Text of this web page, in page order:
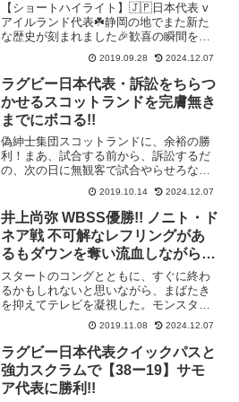
【ショートハイライト】🇯🇵日本代表 v
アイルランド代表☘️静岡の地でまた新た
な歴史が刻まれました🎉歓喜の瞬間をも
う一度...#RWC2019 #JPNvIRE #RWC静
岡 pic.twitter.com/EwfLkDFDPQ— ラグビ
ー...
2019.09.28 2024.12.07
ラグビー日本代表・訴訟をちらつ
かせるスコットランドを完膚無き
までにボコる!!
偽紳士集団スコットランドに、余裕の勝
利！まあ、試合する前から、訴訟するだ
の、次の日に無観客で試合やらせろな
ど、韓国に並みに文句タラタラだったス
コットランド。先制のトライを決めて、
余裕を見せたのが運の尽きで、スクラム
でも日本、パスでも日本が違...
2019.10.14 2024.12.07
井上尚弥 WBSS優勝!! ノニト・ド
ネア戦 不可解なレフリングがあ
るもダウンを奪い流血しながら劇
勝!!
スタートのコングとともに、すぐに終わ
るかもしれないと思いながら、まばたき
を抑えてテレビを凝視した。モンスタ
ー・井上尚弥は、最初はいつになく硬か
ったような気がした。いつものようにジ
ャブで距離を測りながら、相手の距離と
攻撃力を分析していた。２ラ...
2019.11.08 2024.12.07
ラグビー日本代表クイックパスと
強力スクラムで【38ー19】サモ
ア代表に勝利!!